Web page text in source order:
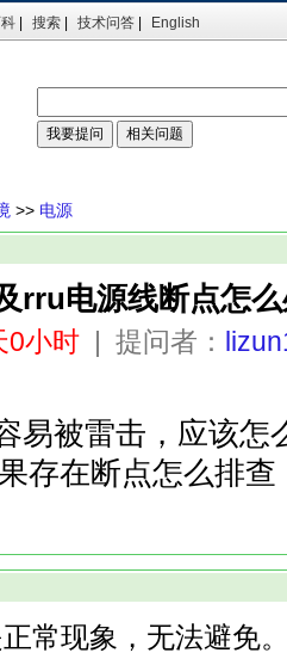
搜索 技术问答 English
>> 电源
rru电源线断点怎
0小时 | 提问者：
易被雷击，应该怎
存在断点怎么排查
常现象，无法避免